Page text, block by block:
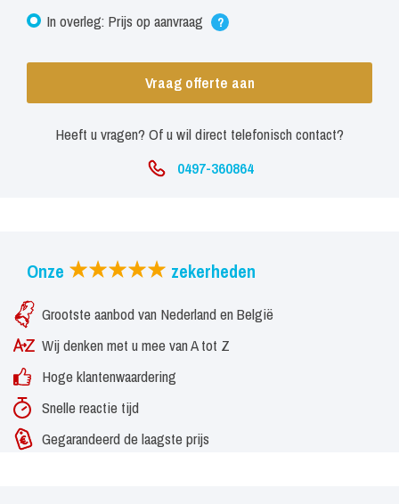
In overleg: Prijs op aanvraag ?
Vraag offerte aan
Heeft u vragen? Of u wil direct telefonisch contact?
0497-360864
Onze zekerheden
Grootste aanbod van Nederland en België
Wij denken met u mee van A tot Z
Hoge klantenwaardering
Snelle reactie tijd
Gegarandeerd de laagste prijs